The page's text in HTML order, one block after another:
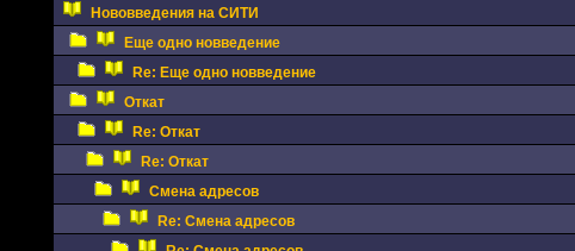
Нововведения на СИТИ
Еще одно новведение
Re: Еще одно новведение
Откат
Re: Откат
Re: Откат
Смена адресов
Re: Смена адресов